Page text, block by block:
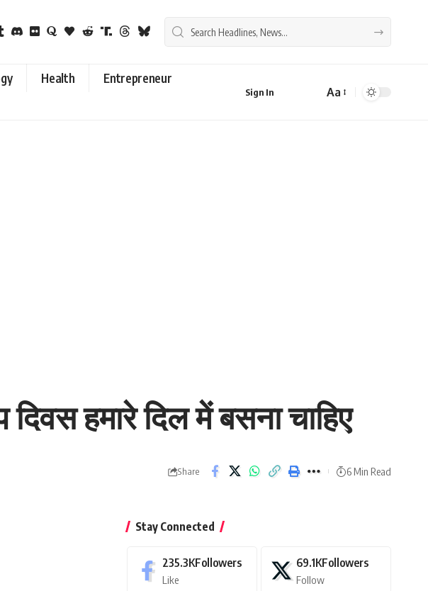
Health
Entrepreneur
Sign In
Font
Aa
हमारे दिल में बसना चाहिए
Share 6 Min Read
Stay Connected
235.3KFollowers
Like
69.1KFollowers
Follow